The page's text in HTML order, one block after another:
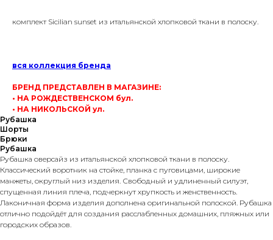
комплект Sicilian sunset из итальянской хлопковой ткани в полоску.
вся коллекция бренда
БРЕНД ПРЕДСТАВЛЕН В МАГАЗИНЕ:
• НА РОЖДЕСТВЕНСКОМ бул.
• НА НИКОЛЬСКОЙ ул.
Рубашка
Шорты
Брюки
Рубашка
Рубашка оверсайз из итальянской хлопковой ткани в полоску.
Классический воротник на стойке, планка с пуговицами, широкие
манжеты, округлый низ изделия. Свободный и удлиненный силуэт,
спущенная линия плеча, подчеркнут хрупкость и женственность.
Лаконичная форма изделия дополнена оригинальной полоской. Рубашка
отлично подойдёт для создания расслабленных домашних, пляжных или
городских образов.